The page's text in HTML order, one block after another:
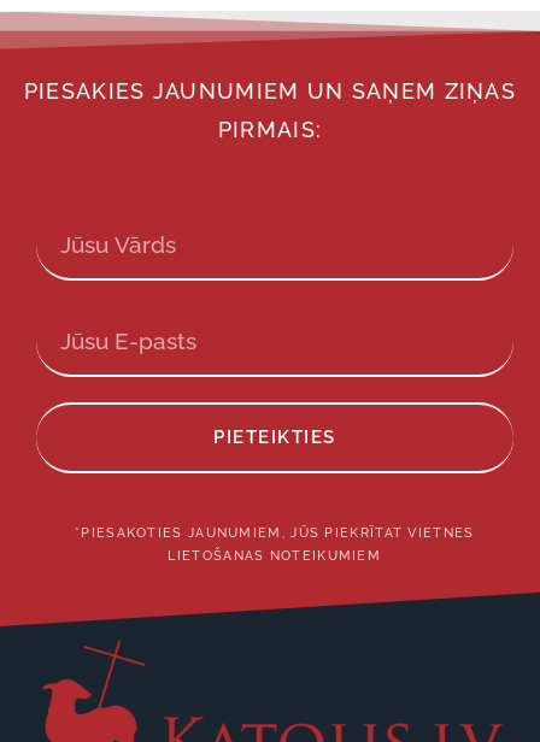
PIESAKIES JAUNUMIEM UN SAŅEM ZIŅAS
PIRMAIS:
PIETEIKTIES
*PIESAKOTIES JAUNUMIEM, JŪS PIEKRĪTAT VIETNES
LIETOŠANAS NOTEIKUMIEM